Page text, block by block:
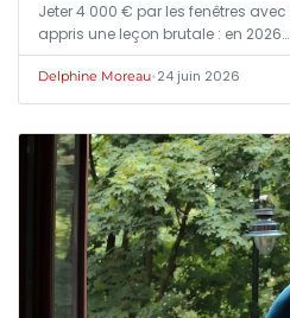
Jeter 4 000 € par les fenêtres
appris une leçon brutale : en 2026…
Delphine Moreau•24 juin 2026